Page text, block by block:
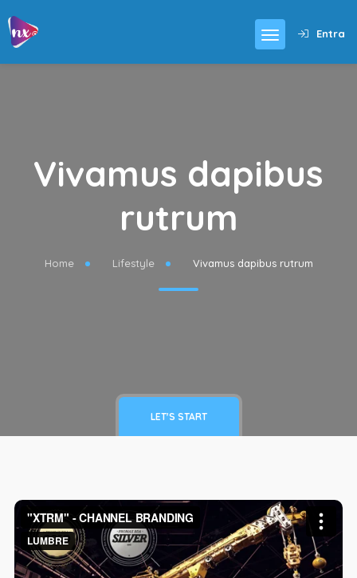
Entra
Vivamus dapibus
rutrum
Home Lifestyle Vivamus dapibus rutrum
LET'S START